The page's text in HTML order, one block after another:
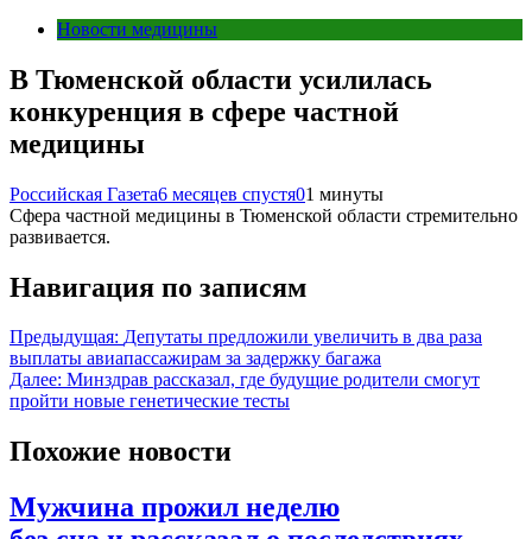
Новости медицины
В Тюменской области усилилась
конкуренция в сфере частной
медицины
Российская Газета6 месяцев спустя01 минуты
Сфера частной медицины в Тюменской области стремительно
развивается.
Навигация по записям
Предыдущая: Депутаты предложили увеличить в два раза
выплаты авиапассажирам за задержку багажа
Далее: Минздрав рассказал, где будущие родители смогут
пройти новые генетические тесты
Похожие новости
Мужчина прожил неделю